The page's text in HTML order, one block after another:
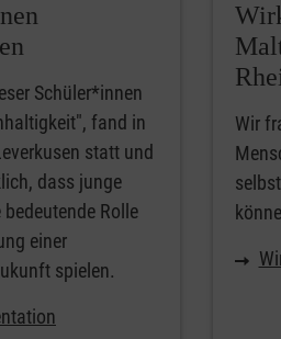
Schüler*innen
fand in
statt und
dass junge
Rolle
einer
spielen.
Wir